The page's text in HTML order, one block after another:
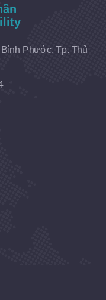
Phước, Tp. Thủ